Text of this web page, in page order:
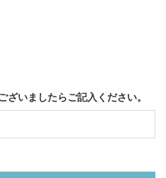
ざいましたらご記入ください。